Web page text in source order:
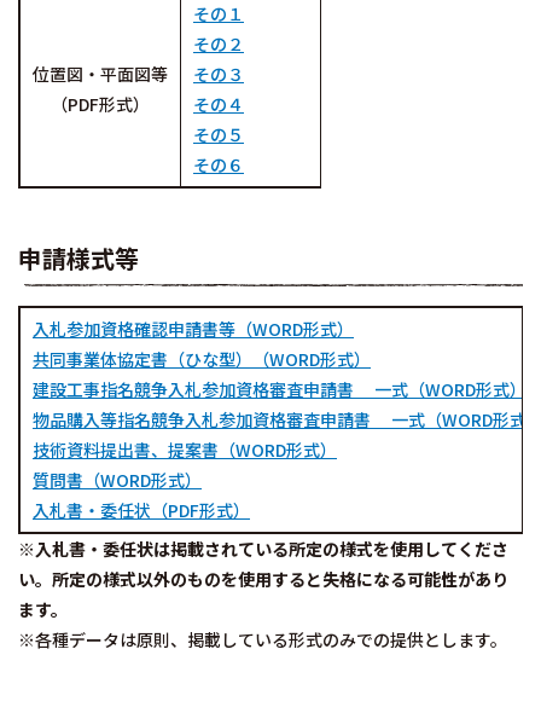
位置図・平面図等
（PDF形式）
その１
その２
その３
その４
その５
その６
申請様式等
入札参加資格確認申請書等（WORD形式）
共同事業体協定書（ひな型）（WORD形式）
建設工事指名競争入札参加資格審査申請書 一式（WORD形式）
物品購入等指名競争入札参加資格審査申請書 一式（WORD形式
技術資料提出書、提案書（WORD形式）
質問書（WORD形式）
入札書・委任状（PDF形式）
※入札書・委任状は掲載されている所定の様式を使用してくださ
い。所定の様式以外のものを使用すると失格になる可能性があり
ます。
※各種データは原則、掲載している形式のみでの提供とします。